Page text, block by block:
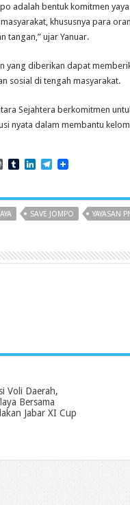
adalah bentuk komitmen
khususnya para
tangan,” ujar Yanuar.
yang diberikan dapat
sosial di tengah masyarakat.
Sejahtera berkomitmen
nyata dalam membantu
W
d
P
r
s
T
b
l
r
L
k
e
d
T
e
g
r
SAVE JOMPO YAYASAN
Voli Daerah,
Bersama
Jabar XI Cup